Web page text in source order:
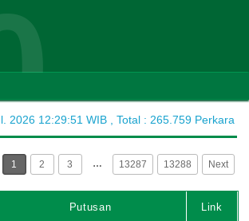
2026 12:29:51 WIB , Total : 265.759 Perkara
1 2 3 … 13287 13288 Next
Putusan Link